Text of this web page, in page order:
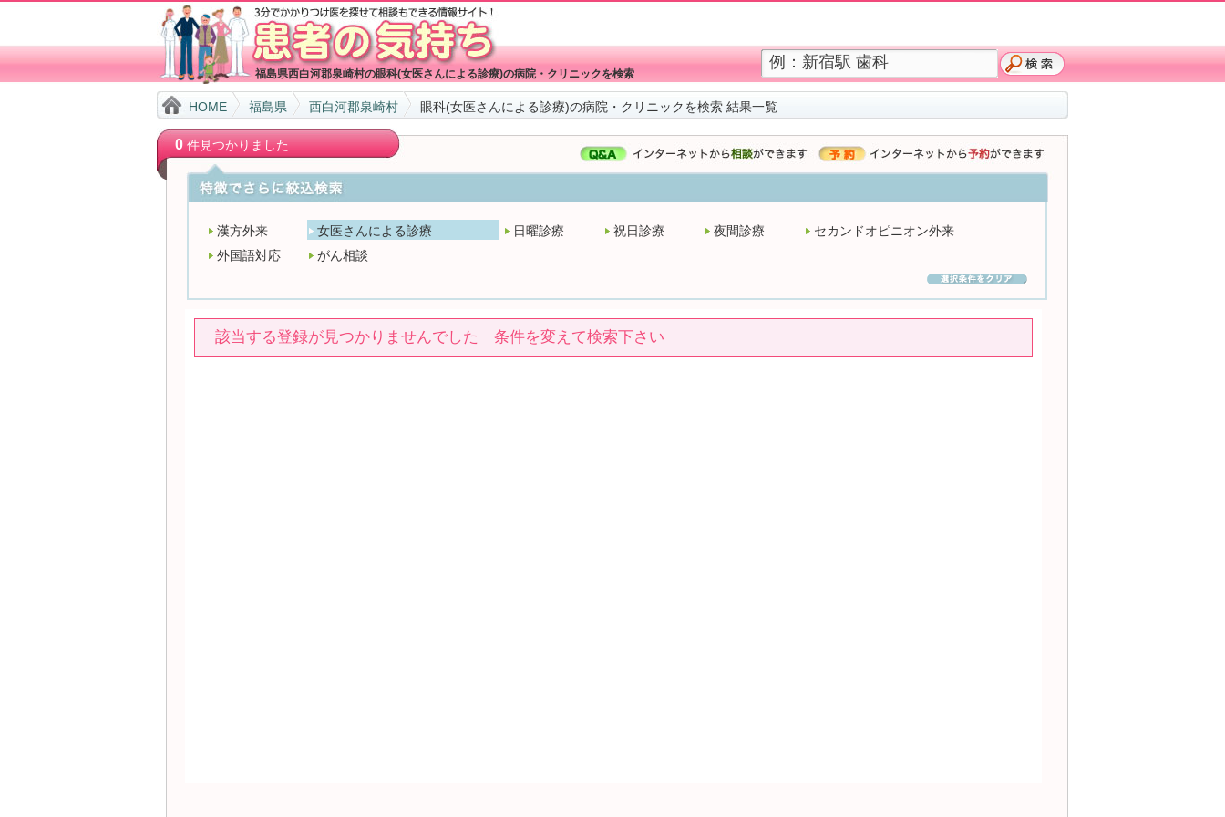
福島県西白河郡泉崎村の眼科(女医さんによる診療)の病院・クリニックを検索
HOME 福島県 西白河郡泉崎村 眼科(女医さんによる診療)の病院・クリニックを検索 結果一覧
0件見つかりました
漢方外来 女医さんによる診療 日曜診療 祝日診療 夜間診療
セカンドオピニオン外来
外国語対応
がん相談
該当する登録が見つかりませんでした 条件を変えて検索下さい